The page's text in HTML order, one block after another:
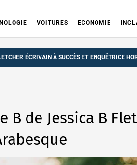
VOITURES ECONOMIE
ÉCRIVAIN À SUCCÈS ET ENQUÊTRICE
B de Jessica B